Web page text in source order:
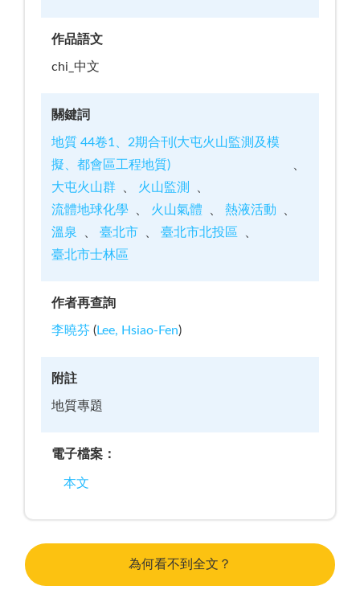
作品語文
chi_中文
關鍵詞
地質 44卷1、2期合刊(大屯火山監測及模
擬、都會區工程地質)
大屯火山群
火山監測
流體地球化學
火山氣體
熱液活動
溫泉
臺北市
臺北市北投區
臺北市士林區
作者再查詢
李曉芬 (Lee, Hsiao-Fen)
附註
地質專題
電子檔案：
本文
為何看不到全文？